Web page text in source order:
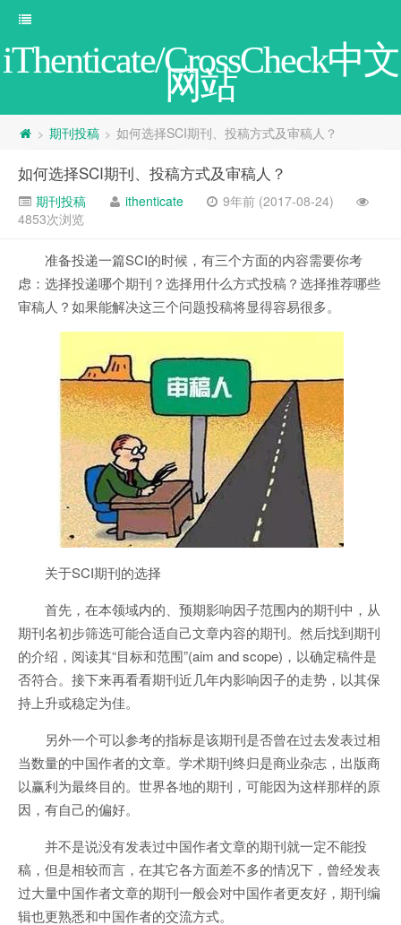
iThenticate/CrossCheck中文
网站
> 期刊投稿 > 如何选择SCI期刊、投稿方式及审稿人？
如何选择SCI期刊、投稿方式及审稿人？
期刊投稿 ithenticate
9年前 (2017-08-24)
4853次浏览
准备投递一篇SCI的时候，有三个方面的内容需要你考
虑：选择投递哪个期刊？选择用什么方式投稿？选择推荐哪些
审稿人？如果能解决这三个问题投稿将显得容易很多。
关于SCI期刊的选择
首先，在本领域内的、预期影响因子范围内的期刊中，从
期刊名初步筛选可能合适自己文章内容的期刊。然后找到期刊
的介绍，阅读其“目标和范围”(aim and scope)，以确定稿件是
否符合。接下来再看看期刊近几年内影响因子的走势，以其保
持上升或稳定为佳。
另外一个可以参考的指标是该期刊是否曾在过去发表过相
当数量的中国作者的文章。学术期刊终归是商业杂志，出版商
以赢利为最终目的。世界各地的期刊，可能因为这样那样的原
因，有自己的偏好。
并不是说没有发表过中国作者文章的期刊就一定不能投
稿，但是相较而言，在其它各方面差不多的情况下，曾经发表
过大量中国作者文章的期刊一般会对中国作者更友好，期刊编
辑也更熟悉和中国作者的交流方式。